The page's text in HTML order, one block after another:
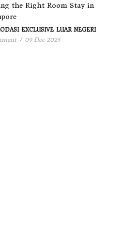
the Right Room Stay in
EXCLUSIVE LUAR NEGERI
/ 09 Dec 2025